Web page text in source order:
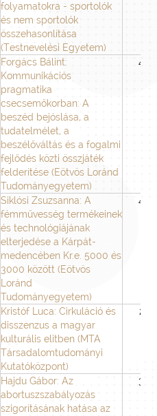
folyamatokra - sportolók
és nem sportolók
összehasonlítása
(Testnevelési Egyetem)
Forgács Bálint:
Kommunikációs
pragmatika
csecsemőkorban: A
beszéd bejóslása, a
tudatelmélet, a
beszélőváltás és a fogalmi
fejlődés közti összjáték
felderítése (Eötvös Loránd
Tudományegyetem)
48
Siklósi Zsuzsanna: A
fémművesség termékeinek
és technológiájának
elterjedése a Kárpát-
medencében Kr.e. 5000 és
3000 között (Eötvös
Loránd
Tudományegyetem)
48
Kristóf Luca: Cirkuláció és
disszenzus a magyar
kulturális elitben (MTA
Társadalomtudományi
Kutatóközpont)
24
Hajdu Gábor: Az
abortuszszabályozás
szigorításának hatása az
36